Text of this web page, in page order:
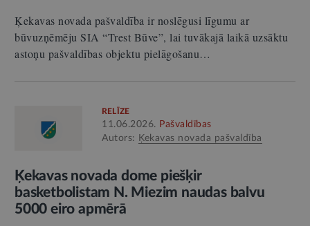
Ķekavas novada pašvaldība ir noslēgusi līgumu ar
būvuzņēmēju SIA “Trest Būve”, lai tuvākajā laikā uzsāktu
astoņu pašvaldības objektu pielāgošanu…
RELĪZE
11.06.2026. Pašvaldības
Autors:
Ķekavas novada pašvaldība
Ķekavas novada dome piešķir
basketbolistam N. Miezim naudas balvu
5000 eiro apmērā